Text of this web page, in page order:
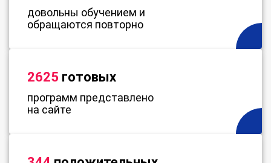
довольны обучением и
обращаются повторно
2625 готовых
программ представлено
на сайте